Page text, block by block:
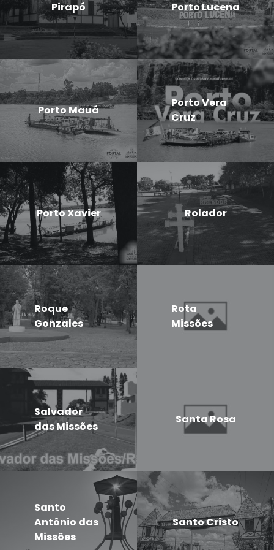
Pirapó Porto Lucena
Porto Mauá
Porto Vera
Cruz
Porto Xavier Rolador
Roque
Gonzales
Rota
Missões
Salvador
das Missões
Santa Rosa
Santo
Antônio das
Missões
Santo Cristo